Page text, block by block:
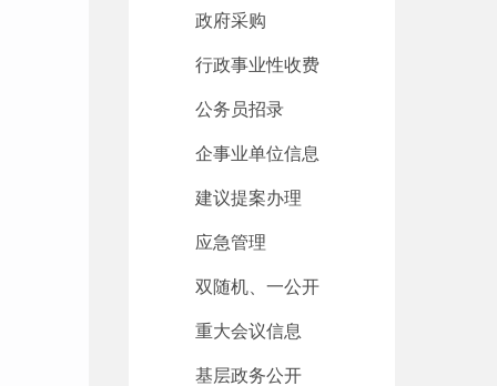
政府采购
行政事业性收费
公务员招录
企事业单位信息
建议提案办理
应急管理
双随机、一公开
重大会议信息
基层政务公开